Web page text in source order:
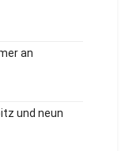
an
und neun